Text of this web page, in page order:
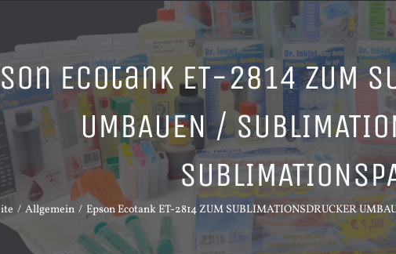
Ecotank ET-2814 ZUM
UMBAUEN /
Allgemein Epson Ecotank ET-2814 ZUM SUBLIMATIONSDRUCKER